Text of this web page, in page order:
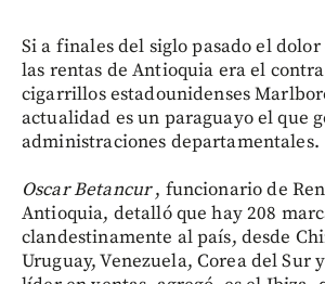
Si a finales del siglo pasado el
las rentas de Antioquia era el
cigarrillos estadounidenses
actualidad es un paraguayo el que
administraciones departamentales.
Oscar Betancur, funcionario de
Antioquia, detalló que hay 208
clandestinamente al país, desde
Uruguay, Venezuela, Corea del Sur